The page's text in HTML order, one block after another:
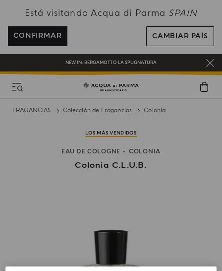
Está visitando Acqua di Parma SPAIN
CONFIRMAR CAMBIAR PAÍS
ENVÍO GRATUITO EN PEDIDOS SUPERIORES A 120€
REGÍSTRATE Y DISFRUTA DE UN MUNDO DE BENEFICIOS
REGALO EN TODOS LOS PEDIDOS SUPERIORES A 180€
NEW IN: BERGAMOTTO LA SPUGNATURA
FRAGANCIAS Colección de Fragancias Colonia
LOS MÁS VENDIDOS
EAU DE COLOGNE COLONIA
Colonia C.l.u.b.